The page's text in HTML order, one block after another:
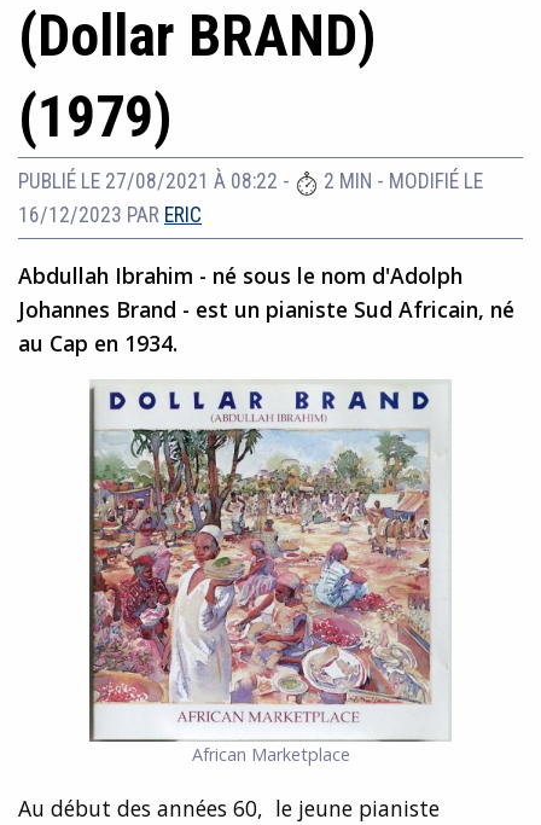
(Dollar BRAND)
(1979)
PUBLIÉ LE 27/08/2021 À 08:22 - 2 MIN - MODIFIÉ LE
16/12/2023 PAR ERIC
Abdullah Ibrahim - né sous le nom d'Adolph
Johannes Brand - est un pianiste Sud Africain, né
au Cap en 1934.
African Marketplace
Au début des années 60, le jeune pianiste